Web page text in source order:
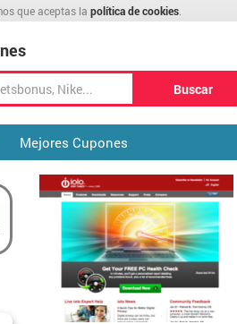
que aceptas la política de cookies
Buscar
Mejores Cupones